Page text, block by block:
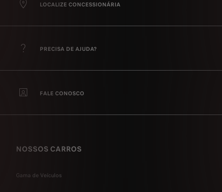
LOCALIZE CONCESSIONÁRIA
PRECISA DE AJUDA?
FALE CONOSCO
NOSSOS CARROS
Gama de Veículos